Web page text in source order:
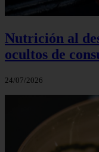
Nutrición al
ocultos de
24/07/2026